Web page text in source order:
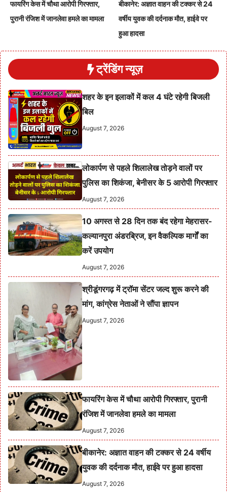
फायरिंग केस में चौथा आरोपी गिरफ्तार,
पुरानी रंजिश में जानलेवा हमले का मामला
बीकानेर: अज्ञात वाहन की टक्कर से 24
वर्षीय युवक की दर्दनाक मौत, हाईवे पर
हुआ हादसा
ट्रेंडिंग न्यूज़
शहर के इन इलाकों में कल 4 घंटे रहेगी बिजली
बिल
August 7, 2026
लोकार्पण से पहले शिलालेख तोड़ने वालों पर
पुलिस का शिकंजा, बेनीसर के 5 आरोपी गिरफ्तार
August 7, 2026
10 अगस्त से 28 दिन तक बंद रहेगा मेहरासर-
कल्यानपुरा अंडरब्रिज, इन वैकल्पिक मार्गों का
करें उपयोग
August 7, 2026
श्रीडूंगरगढ़ में ट्रॉमा सेंटर जल्द शुरू करने की
मांग, कांग्रेस नेताओं ने सौंपा ज्ञापन
August 7, 2026
फायरिंग केस में चौथा आरोपी गिरफ्तार, पुरानी
रंजिश में जानलेवा हमले का मामला
August 7, 2026
बीकानेर: अज्ञात वाहन की टक्कर से 24 वर्षीय
युवक की दर्दनाक मौत, हाईवे पर हुआ हादसा
August 7, 2026